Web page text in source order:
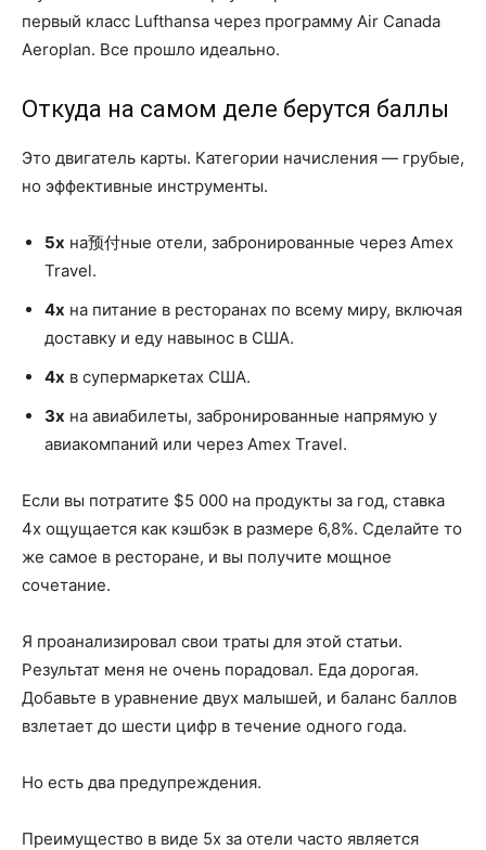
первый класс Lufthansa через программу Air Canada
Aeroplan. Все прошло идеально.
Откуда на самом деле берутся баллы
Это двигатель карты. Категории начисления — грубые,
но эффективные инструменты.
5x на预付ные отели, забронированные через Amex
Travel.
4x на питание в ресторанах по всему миру, включая
доставку и еду навынос в США.
4x в супермаркетах США.
3x на авиабилеты, забронированные напрямую у
авиакомпаний или через Amex Travel.
Если вы потратите $5 000 на продукты за год, ставка
4x ощущается как кэшбэк в размере 6,8%. Сделайте то
же самое в ресторане, и вы получите мощное
сочетание.
Я проанализировал свои траты для этой статьи.
Результат меня не очень порадовал. Еда дорогая.
Добавьте в уравнение двух малышей, и баланс баллов
взлетает до шести цифр в течение одного года.
Но есть два предупреждения.
Преимущество в виде 5x за отели часто является